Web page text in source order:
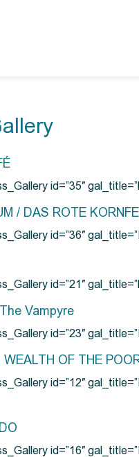
id=”35″
/ DAS ROTE
id=”36″
id=”21″
Vampyre
id=”23″
WEALTH OF THE
id=”12″
id=”16″